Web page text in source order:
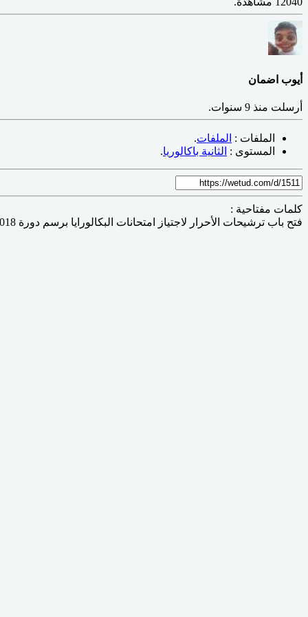
أيوب اضمان
أرسلت منذ 9 سنوات .
الملفات : الملفات.
المستوى : الثانية باكالوريا.
كلمات مفتاحية :
فتح باب ترشيحات الأحرار لاجتياز امتحانات البكالورايا برسم دورة 2018